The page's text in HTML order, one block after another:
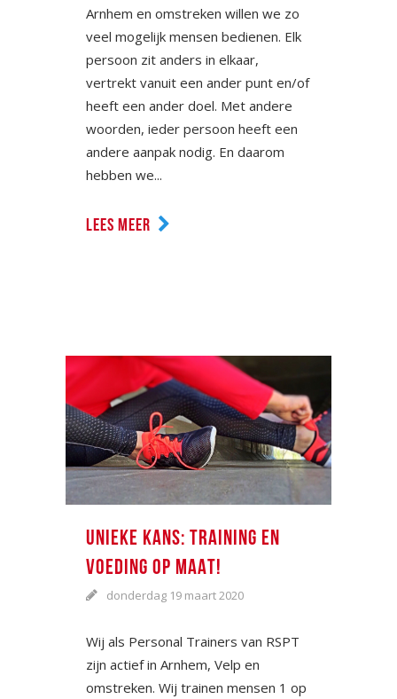
Arnhem en omstreken willen we zo
veel mogelijk mensen bedienen. Elk
persoon zit anders in elkaar,
vertrekt vanuit een ander punt en/of
heeft een ander doel. Met andere
woorden, ieder persoon heeft een
andere aanpak nodig. En daarom
hebben we...
LEES MEER
UNIEKE KANS: TRAINING EN
VOEDING OP MAAT!
donderdag 19 maart 2020
Wij als Personal Trainers van RSPT
zijn actief in Arnhem, Velp en
omstreken. Wij trainen mensen 1 op